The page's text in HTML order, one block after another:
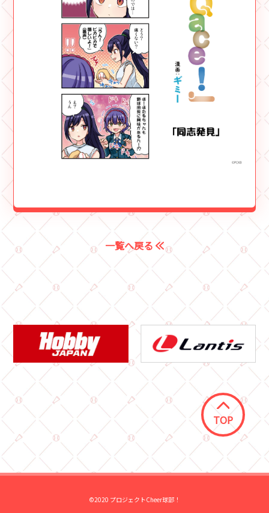
一覧へ戻る
TOP
©2020 プロジェクトCheer球部！